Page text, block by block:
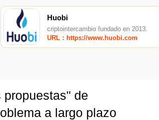
Huobi
criptointercambio fundado en 2013.
URL：https://www.huobi.com
de
a largo plazo